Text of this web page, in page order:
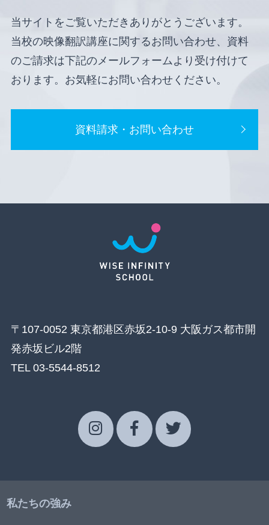
当サイトをご覧いただきありがとうございます。
当校の映像翻訳講座に関するお問い合わせ、資料
のご請求は下記のメールフォームより受け付けて
おります。お気軽にお問い合わせください。
資料請求・お問い合わせ
〒107-0052 東京都港区赤坂2-10-9 大阪ガス都市開
発赤坂ビル2階
TEL 03-5544-8512
私たちの強み